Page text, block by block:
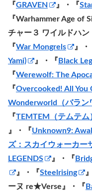
『GRAVEN 』・『
『Warhammer Age of
チャー３ ワイルドハン
『War Mongrels 』・
Yami)
』・『Black
『Werewolf: The
『Overcooked! All You
Wonderworld（バラン
『TEMTEM（テムテム
』・『Unknown9:
ズ：スカイウォーカー
LEGENDS
』・『
』・『Steelrising
ーヌ re★Verse』・『